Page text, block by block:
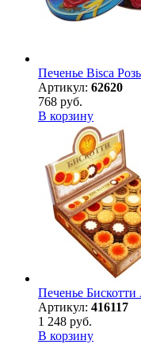
Печенье Bisca
Артикул: 62620
768 руб.
В корзину
Печенье
Артикул: 416117
1 248 руб.
В корзину